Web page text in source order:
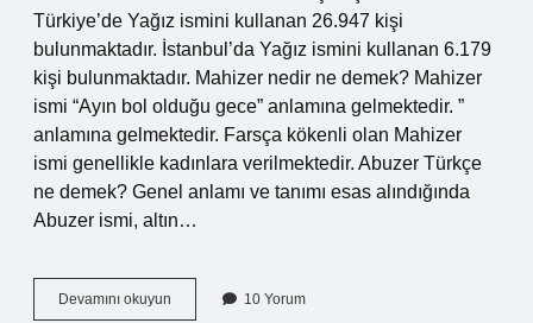
Türkiye’de Yağız ismini kullanan 26.947 kişi
bulunmaktadır. İstanbul’da Yağız ismini kullanan 6.179
kişi bulunmaktadır. Mahizer nedir ne demek? Mahizer
ismi “Ayın bol olduğu gece” anlamına gelmektedir. ”
anlamına gelmektedir. Farsça kökenli olan Mahizer
ismi genellikle kadınlara verilmektedir. Abuzer Türkçe
ne demek? Genel anlamı ve tanımı esas alındığında
Abuzer ismi, altın…
Devamını okuyun
Ne
10 Yorum